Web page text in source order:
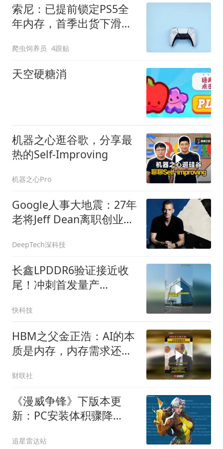
索尼：已提前锁定PS5全
年内存，首季出货下滑但
爬虫饲养员 4跟贴
天空硬糖消
机器之心逛谷歌，分享最
热的Self-Improving
机器之心Pro
Google人事大地震：27年
老将Jeff Dean离职创业，
了新老板
DeepTech深科技
长鑫LPDDR6验证接近收
尾！冲刺首发量产
快科技
HBM之父金正浩：AI的本
质是内存，内存需求还将
财联社
《漫威争锋》下版本更
新：PC安装体积骤降
追星雷达站